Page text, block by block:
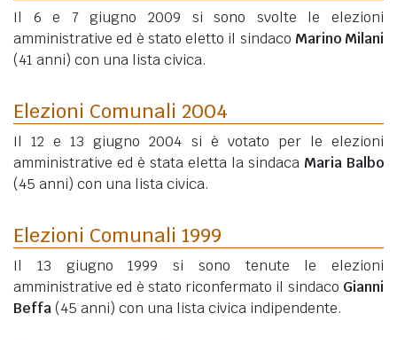
Il 6 e 7 giugno 2009 si sono svolte le elezioni
amministrative ed è stato eletto il sindaco Marino Milani
(41 anni) con una lista civica.
Elezioni Comunali 2004
Il 12 e 13 giugno 2004 si è votato per le elezioni
amministrative ed è stata eletta la sindaca Maria Balbo
(45 anni) con una lista civica.
Elezioni Comunali 1999
Il 13 giugno 1999 si sono tenute le elezioni
amministrative ed è stato riconfermato il sindaco Gianni
Beffa(45 anni) con una lista civica indipendente.